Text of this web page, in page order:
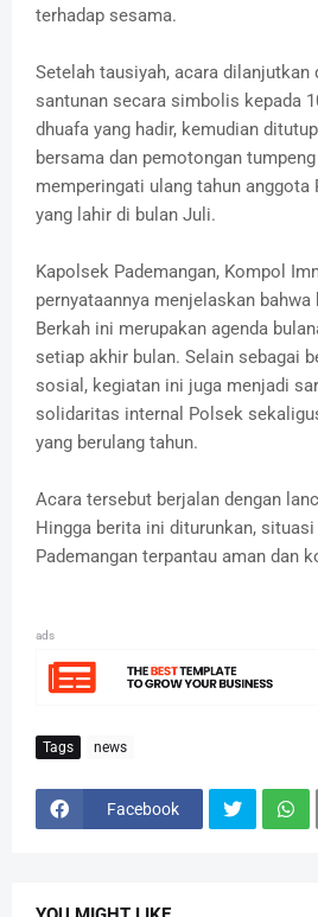
terhadap sesama.
Setelah tausiyah, acara dilanjutkan
santunan secara simbolis kepada
dhuafa yang hadir, kemudian
bersama dan pemotongan
memperingati ulang tahun anggota
yang lahir di bulan Juli.
Kapolsek Pademangan, Kompol
pernyataannya menjelaskan
Berkah ini merupakan agenda
setiap akhir bulan. Selain sebagai
sosial, kegiatan ini juga menjadi
solidaritas internal Polsek
yang berulang tahun.
Acara tersebut berjalan dengan
Hingga berita ini diturunkan,
Pademangan terpantau aman dan
ads
Tags news
Facebook